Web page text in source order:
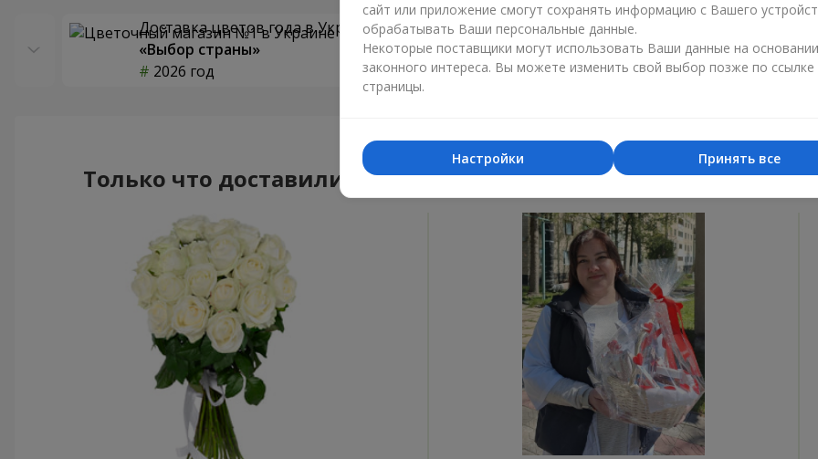
Доставка цветов года в Украине
«Выбор страны»
2026 год
Лучший цветочный магазин
«Ukrainian Business Award»
2026 год
«Выбор
2025
Только что доставили Фотогалерея
сайт или приложение смогут сохранять информацию с Вашего
обрабатывать Ваши персональные данные.
Некоторые поставщики могут использовать Ваши данные на основании
законного интереса. Вы можете изменить свой выбор позже по ссылке
страницы.
Принять все
Настройки